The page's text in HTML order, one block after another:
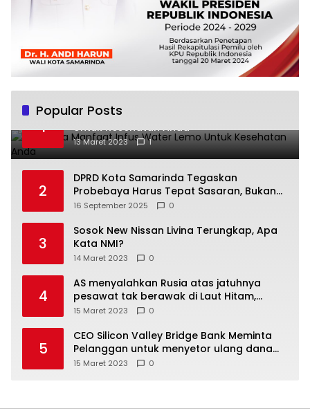
Popular Posts
1
Beberapa Manfaat Infus Water Lemo
Untuk Kesehatan Anda
13 Maret 2023 1
2
DPRD Kota Samarinda Tegaskan
Probebaya Harus Tepat Sasaran, Bukan
Hanya Infrastruktur Semata
16 September 2025 0
3
Sosok New Nissan Livina Terungkap, Apa
Kata NMI?
14 Maret 2023 0
4
AS menyalahkan Rusia atas jatuhnya
pesawat tak berawak di Laut Hitam,
Moskow menyangkal
15 Maret 2023 0
5
CEO Silicon Valley Bridge Bank Meminta
Pelanggan untuk menyetor ulang dana
Mereka
15 Maret 2023 0